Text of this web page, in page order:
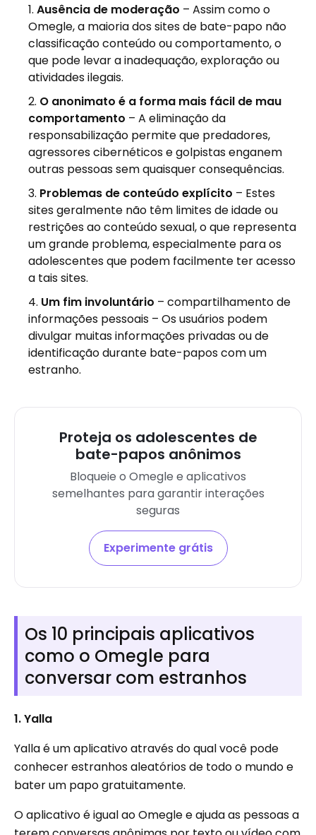
Ausência de moderação – Assim como o
Omegle, a maioria dos sites de bate-papo não
classificação conteúdo ou comportamento, o
que pode levar a inadequação, exploração ou
atividades ilegais.
O anonimato é a forma mais fácil de mau
comportamento – A eliminação da
responsabilização permite que predadores,
agressores cibernéticos e golpistas enganem
outras pessoas sem quaisquer consequências.
Problemas de conteúdo explícito – Estes
sites geralmente não têm limites de idade ou
restrições ao conteúdo sexual, o que representa
um grande problema, especialmente para os
adolescentes que podem facilmente ter acesso
a tais sites.
Um fim involuntário – compartilhamento de
informações pessoais – Os usuários podem
divulgar muitas informações privadas ou de
identificação durante bate-papos com um
estranho.
Proteja os adolescentes de
bate-papos anônimos
Bloqueie o Omegle e aplicativos
semelhantes para garantir interações
seguras
Experimente grátis
Os 10 principais aplicativos
como o Omegle para
conversar com estranhos
1. Yalla
Yalla é um aplicativo através do qual você pode
conhecer estranhos aleatórios de todo o mundo e
bater um papo gratuitamente.
O aplicativo é igual ao Omegle e ajuda as pessoas a